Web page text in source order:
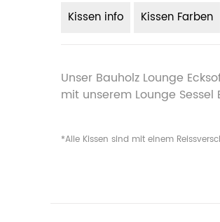
Unser Bauholz Lounge
mit unserem Lounge
*Alle Kissen sind mit einem
Kissen info
Kissen Farben